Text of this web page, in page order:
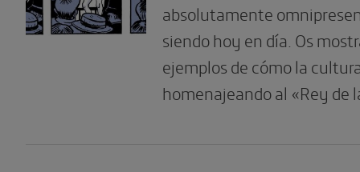
absolutamente
siendo hoy en día. Os
ejemplos de cómo la
homenajeando al «Rey de